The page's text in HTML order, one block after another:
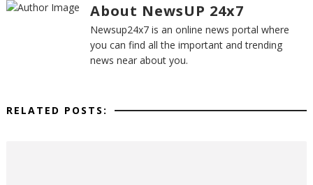
About NewsUP 24x7
Newsup24x7 is an online news portal where
you can find all the important and trending
news near about you.
RELATED POSTS: